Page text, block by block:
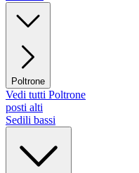
Poltrone
Vedi tutti Poltrone
posti alti
Sedili bassi